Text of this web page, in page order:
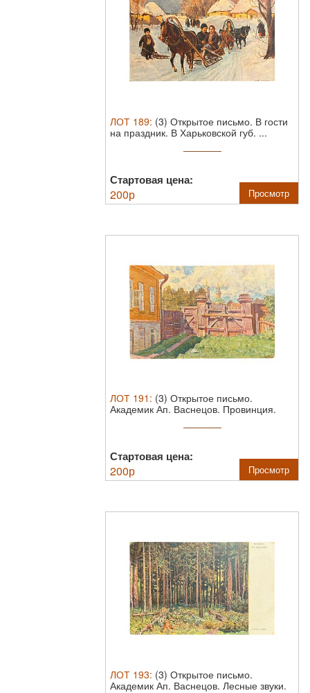
ЛОТ 189: (3) Открытое письмо. В гости
на праздник. В Харьковской губ. ...
Стартовая цена:
200р Просмотр
ЛОТ 191 : (3) Открытое письмо.
Академик Ап. Васнецов. Провинция.
Стартовая цена:
200р Просмотр
ЛОТ 193: (3) Открытое письмо.
Академик Ап. Васнецов. Лесные звуки.